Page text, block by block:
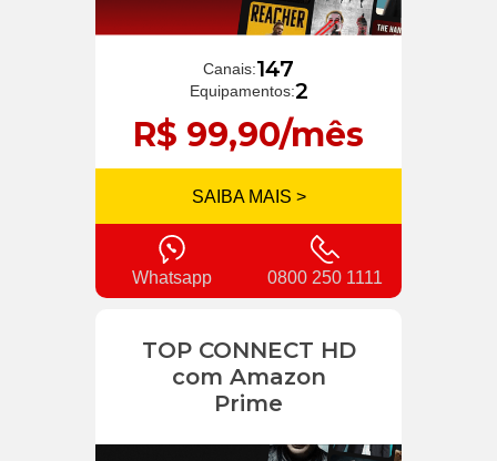
Canais:147
Equipamentos:2
R$ 99,90/mês
SAIBA MAIS >
Whatsapp 0800 250 1111
TOP CONNECT HD
com Amazon
Prime